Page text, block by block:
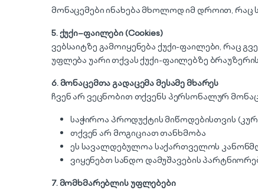
მონაცემები ინახება მხოლოდ იმ დროით, რაც
5.ქუქი–ფაილები(Cookies)
ვებსაიტზე გამოიყენება ქუქი-ფაილები, რაც
უფლება უარი თქვას ქუქი-ფაილებზე
6.მონაცემთაგადაცემამესამემხარეს
ჩვენ არ ვეცნობით თქვენს პერსონალურ
საჭიროა პროდუქტის მიწოდებისთვის
თქვენ არ მოგიციათ თანხმობა
ეს სავალდებულოა საქართველოს
ვიყენებთ სანდო დამუშავების
7.მომხმარებლისუფლებები